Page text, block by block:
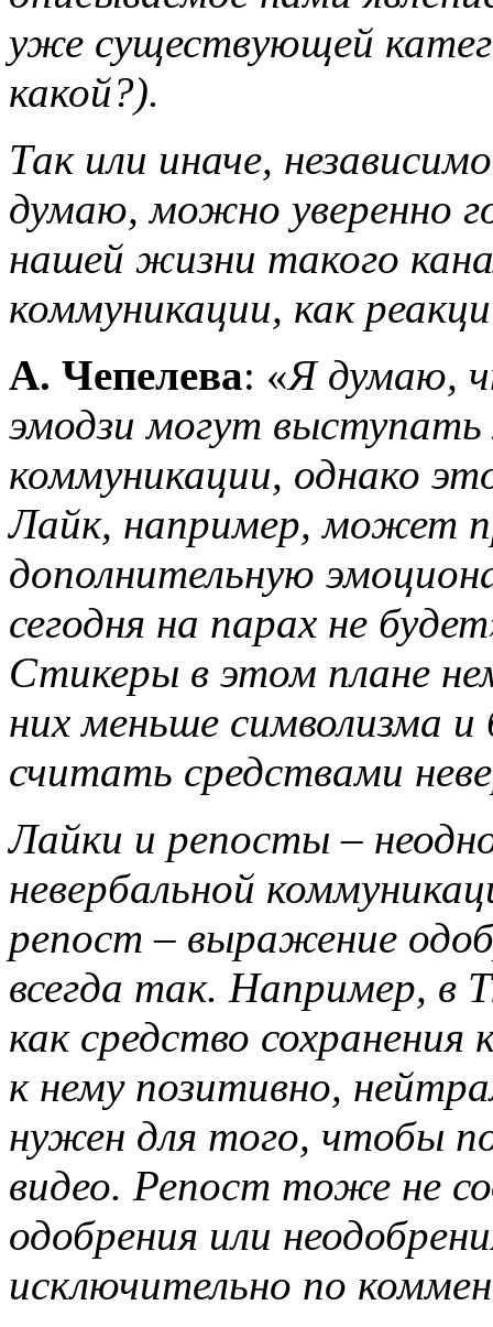
уже существующей
какой?).
Так или иначе,
думаю, можно уверенно
нашей жизни такого
коммуникации, как
А. Чепелева: «Я думаю,
эмодзи могут выступать
коммуникации, однако
Лайк, например, может
дополнительную
сегодня на парах не
Стикеры в этом плане
них меньше символизма
считать средствами
Лайки и репосты –
невербальной
репост – выражение
всегда так. Например, в
как средство
к нему позитивно,
нужен для того, чтобы
видео. Репост тоже не
одобрения или
исключительно по